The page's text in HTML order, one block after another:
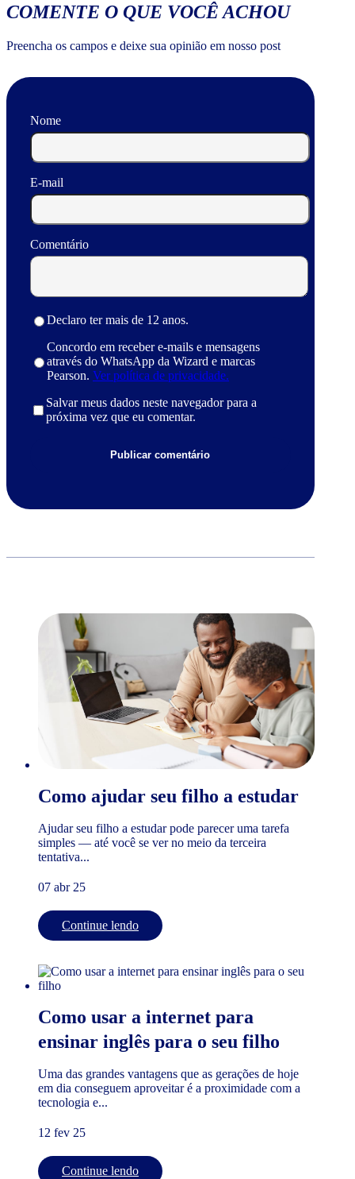
COMENTE O QUE VOCÊ ACHOU
Preencha os campos e deixe sua opinião em nosso post
Nome
E-mail
Comentário
Declaro ter mais de 12 anos.
Concordo em receber e-mails e mensagens
através do WhatsApp da Wizard e marcas
Pearson. Ver política de privacidade.
Salvar meus dados neste navegador para a
próxima vez que eu comentar.
Como ajudar seu filho a estudar
Ajudar seu filho a estudar pode parecer uma tarefa
simples — até você se ver no meio da terceira
tentativa...
07 abr 25
Continue lendo
Como usar a internet para
ensinar inglês para o seu filho
Uma das grandes vantagens que as gerações de hoje
em dia conseguem aproveitar é a proximidade com a
tecnologia e...
12 fev 25
Continue lendo